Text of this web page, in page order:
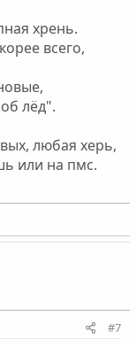
хрень.
всего,
лёд".
любая херь,
или на пмс.
#7